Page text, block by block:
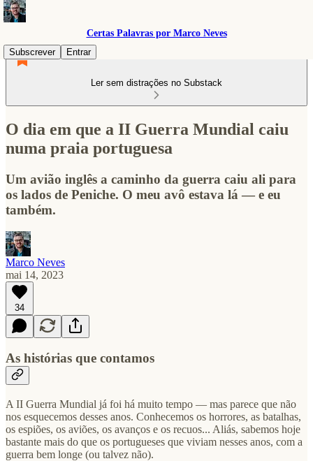
Certas Palavras por Marco Neves
Subscrever
Entrar
Ler sem distrações no Substack
O dia em que a II Guerra Mundial caiu
numa praia portuguesa
Um avião inglês a caminho da guerra caiu ali para
os lados de Peniche. O meu avô estava lá — e eu
também.
Marco Neves
mai 14, 2023
34
As histórias que contamos
A II Guerra Mundial já foi há muito tempo — mas parece que não
nos esquecemos desses anos. Conhecemos os horrores, as batalhas,
os espiões, os aviões, os avanços e os recuos... Aliás, sabemos hoje
bastante mais do que os portugueses que viviam nesses anos, com a
guerra bem longe (ou talvez não).